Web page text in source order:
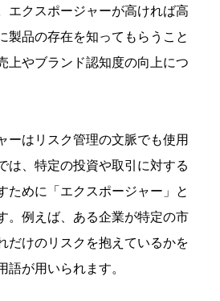
エクスポージャーが高ければ高
製品の存在を知ってもらうこと
上やブランド認知度の向上につ
ーはリスク管理の文脈でも使用
は、特定の投資や取引に対する
ために「エクスポージャー」と
。例えば、ある企業が特定の市
だけのリスクを抱えているかを
語が用いられます。